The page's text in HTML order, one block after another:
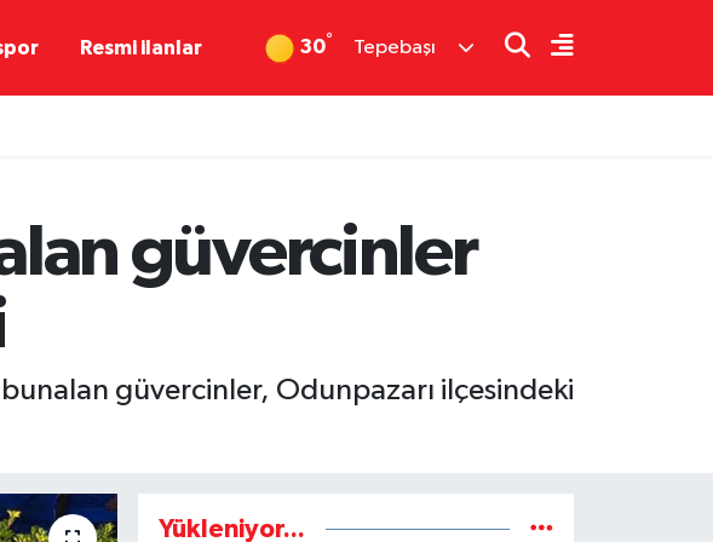
Resmi ilanlar 30° Tepebaşı
güvercinler
güvercinler, Odunpazarı ilçesindeki
Yükleniyor...